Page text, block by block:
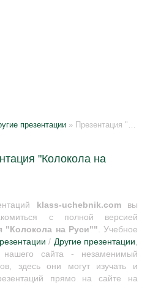
презентации » Презентация "Колокола на Руси"
"Колокола на
klass-uchebnik.comвы
с полной версией
"Колокола на Руси"". Учебное
/ Другие презентации,
сайта - незаменимый
здесь они могут изучать и
прямо на сайте на